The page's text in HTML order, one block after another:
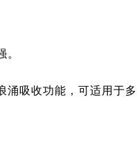
。
涌吸收功能，可适用于多